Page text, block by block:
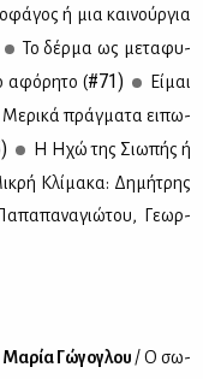
ή μια και­νούρ­για
Το δέρ­μα ως με­τα­φυ­
αφό­ρη­το (#71)
Εί­μαι
Με­ρι­κά πράγ­μα­τα ει­πω­
Η Ηχώ της Σιω­πής ή
Κλί­μα­κα: Δη­μή­τρης
Γε­ωρ­
Μα­ρία Γώ­γο­γλου / Ο σω­